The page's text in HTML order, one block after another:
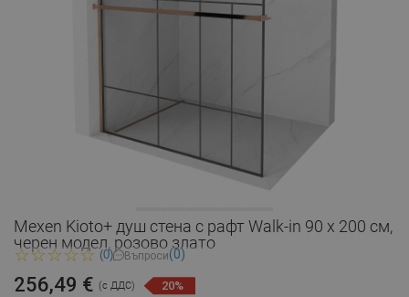
Mexen Kioto+ душ стена с рафт Walk-in 90 x 200 см,
черен модел, розово злато
(0) Въпроси(0)
256,49 € (с ДДС) 20%